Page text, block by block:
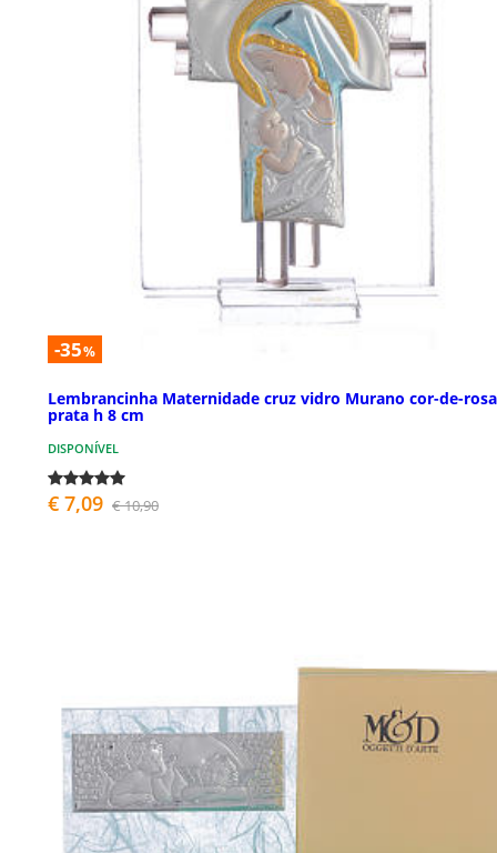
-35%
Lembrancinha Maternidade cruz vidro Murano cor-de-rosa
prata h 8 cm
DISPONÍVEL
€ 7,09 € 10,90